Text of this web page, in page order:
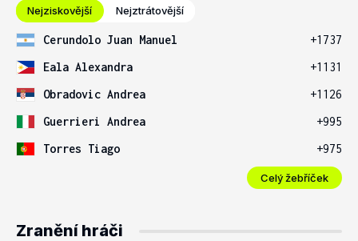
Nejziskovější Nejztrátovější
Cerundolo Juan Manuel
+1737
Eala Alexandra
+1131
Obradovic Andrea
+1126
Guerrieri Andrea
+995
Torres Tiago
+975
Celý žebříček
Zranění hráči